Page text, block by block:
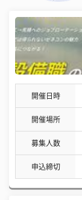
開催日時
開催場所
募集人数
申込締切